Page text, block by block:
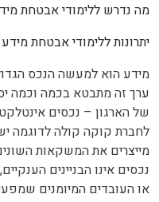
מה נדרש ללימודי אבטחת
יתרונות ללימודי אבטחת מידע
מידע הוא למעשה הנכס
ערך זה מתבטא בכמה וכמה
של הארגון – נכסים
לחברת קוקה קולה לדוגמה
מייצרים את המשקאות
נכסים אינו הבניינים
או העובדים המיומנים